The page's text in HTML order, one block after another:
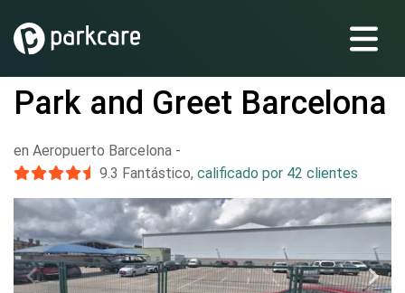
Park and Greet Barcelona
en Aeropuerto Barcelona -
9.3 Fantástico, calificado por 42 clientes